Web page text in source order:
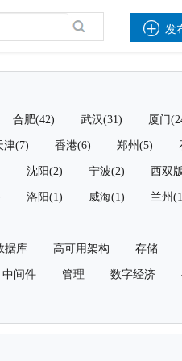
 发
合肥(42) 武汉(31) 厦门
津(7) 香港(6) 郑州(5)
沈阳(2) 宁波(2) 西双
洛阳(1) 威海(1) 兰州
据库 高可用架构 存储
中间件 管理 数字经济